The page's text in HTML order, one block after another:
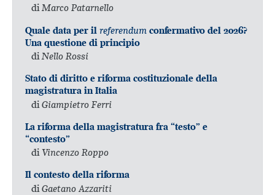
di Marco Patarnello
Quale data per il referendum confermativo del 2026?
Una questione di principio
diNello Rossi
Stato di diritto e riforma costituzionale della
magistratura in Italia
di Giampietro Ferri
La riforma della magistratura fra “testo” e
“contesto”
diVincenzo Roppo
Il contesto della riforma
di Gaetano Azzariti